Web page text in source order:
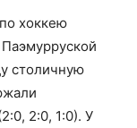
хоккею
столичную
2:0, 1:0). У